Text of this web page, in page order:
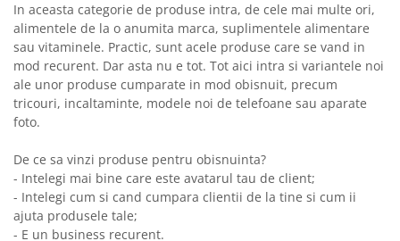
In aceasta categorie de produse intra, de cele mai multe ori,
alimentele de la o anumita marca, suplimentele alimentare
sau vitaminele. Practic, sunt acele produse care se vand in
mod recurent. Dar asta nu e tot. Tot aici intra si variantele noi
ale unor produse cumparate in mod obisnuit, precum
tricouri, incaltaminte, modele noi de telefoane sau aparate
foto.
De ce sa vinzi produse pentru obisnuinta?
- Intelegi mai bine care este avatarul tau de client;
- Intelegi cum si cand cumpara clientii de la tine si cum ii
ajuta produsele tale;
- E un business recurent.